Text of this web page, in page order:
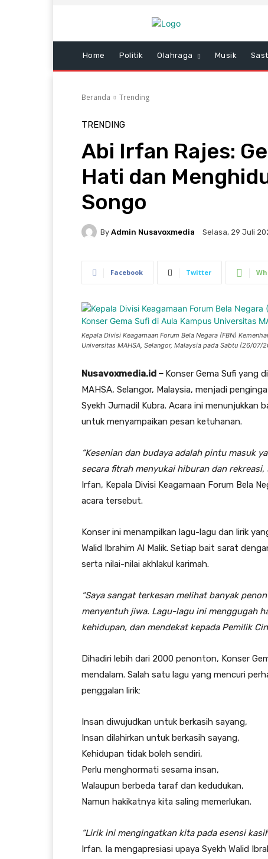
Home Politik Olahraga Musik
Beranda Trending
TRENDING
Abi Irfan Rajes:
Hati dan
Songo
By Admin Nusavoxmedia Selasa, 29 Juli
Facebook Twitter
Kepala Divisi Keagamaan Forum Bela Negara (FBN)
Universitas MAHSA, Selangor, Malaysia pada Sabtu (26/
Nusavoxmedia.id – Konser Gema Sufi yang
MAHSA, Selangor, Malaysia, menjadi
Syekh Jumadil Kubra. Acara ini
untuk menyampaikan pesan ketuhanan.
“Kesenian dan budaya adalah pintu masuk
secara fitrah menyukai hiburan dan
Irfan, Kepala Divisi Keagamaan Forum Bela
acara tersebut.
Konser ini menampilkan lagu-lagu dan lirik
Walid Ibrahim Al Malik. Setiap bait sarat
serta nilai-nilai akhlakul karimah.
“Saya sangat terkesan melihat banyak
menyentuh jiwa. Lagu-lagu ini menggugah
kehidupan, dan mendekat kepada Pemilik
Dihadiri lebih dari 2000 penonton, Konser
mendalam. Salah satu lagu yang mencuri
penggalan lirik:
Insan diwujudkan untuk berkasih sayang,
Insan dilahirkan untuk berkasih sayang,
Kehidupan tidak boleh sendiri,
Perlu menghormati sesama insan,
Walaupun berbeda taraf dan kedudukan,
Namun hakikatnya kita saling memerlukan.
“Lirik ini mengingatkan kita pada esensi
Irfan. Ia mengapresiasi upaya Syekh Walid